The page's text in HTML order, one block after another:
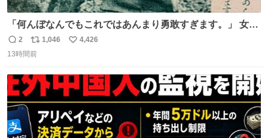
「何んぼなんでもこれではあんまり勇敢すぎます。」 女性
の立ち振る舞い指南コーナーで、大股を「下品」や「はし
たない」という言葉を使わず「勇敢すぎます」と洒落っ気
っていきたい… （昭和4年婦人倶楽部新年号より）
返
信
2
リ
ポ
ト
数
1,046
い
数
4,426
13時間前